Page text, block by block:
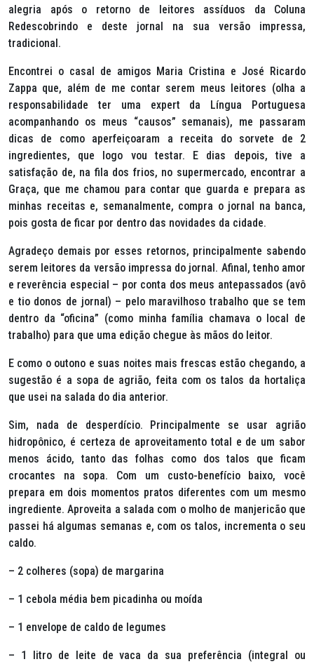
alegria após o retorno de leitores assíduos da Coluna
Redescobrindo e deste jornal na sua versão impressa,
tradicional.
Encontrei o casal de amigos Maria Cristina e José Ricardo
Zappa que, além de me contar serem meus leitores (olha a
responsabilidade ter uma expert da Língua Portuguesa
acompanhando os meus “causos” semanais), me passaram
dicas de como aperfeiçoaram a receita do sorvete de 2
ingredientes, que logo vou testar. E dias depois, tive a
satisfação de, na fila dos frios, no supermercado, encontrar a
Graça, que me chamou para contar que guarda e prepara as
minhas receitas e, semanalmente, compra o jornal na banca,
pois gosta de ficar por dentro das novidades da cidade.
Agradeço demais por esses retornos, principalmente sabendo
serem leitores da versão impressa do jornal. Afinal, tenho amor
e reverência especial – por conta dos meus antepassados (avô
e tio donos de jornal) – pelo maravilhoso trabalho que se tem
dentro da “oficina” (como minha família chamava o local de
trabalho) para que uma edição chegue às mãos do leitor.
E como o outono e suas noites mais frescas estão chegando, a
sugestão é a sopa de agrião, feita com os talos da hortaliça
que usei na salada do dia anterior.
Sim, nada de desperdício. Principalmente se usar agrião
hidropônico, é certeza de aproveitamento total e de um sabor
menos ácido, tanto das folhas como dos talos que ficam
crocantes na sopa. Com um custo-benefício baixo, você
prepara em dois momentos pratos diferentes com um mesmo
ingrediente. Aproveita a salada com o molho de manjericão que
passei há algumas semanas e, com os talos, incrementa o seu
caldo.
– 2 colheres (sopa) de margarina
– 1 cebola média bem picadinha ou moída
– 1 envelope de caldo de legumes
– 1 litro de leite de vaca da sua preferência (integral ou